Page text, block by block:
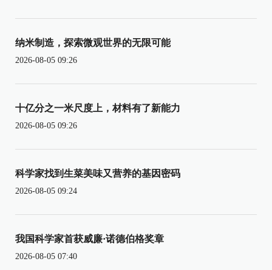
纳米制造，探索微观世界的无限可能
2026-08-05 09:26
十亿分之一米尺度上，材料有了新能力
2026-08-05 09:26
科学家找到生菜美味又营养的基因密码
2026-08-05 09:24
我国科学家首获威廉·诺德伯格奖章
2026-08-05 07:40